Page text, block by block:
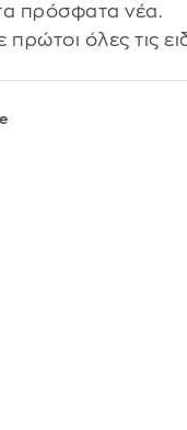
πρόσφατα νέα.
πρώτοι όλες τις